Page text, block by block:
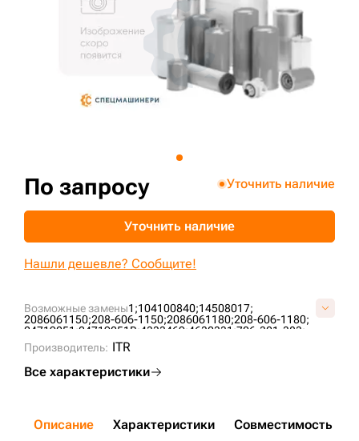
Возможные замены1;104100840;14508017;
2086061150;208-606-1150;2086061180;208-606-1180;
24719051;24719051B; 4333469; 4630331;706-301-383;
706-351-383;
HF28910;
P762921;VOE14508017;
Производитель: ITR
Все характеристики
По запросу Уточнить наличие
Уточнить наличие
Нашли дешевле? Сообщите!
Описание Характеристики Совместимость
3D тур по производству
3D тур по складам
sksale@skdst.ru